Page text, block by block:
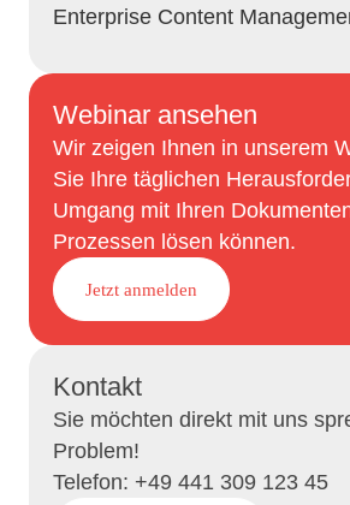
Webinar ansehen
Wir zeigen Ihnen in unserem
Sie Ihre täglichen
Umgang mit Ihren
Prozessen lösen können.
Jetzt anmelden
Kontakt
Sie möchten direkt mit uns
Problem!
Telefon: +49 441 309 123 45
Enterprise Content